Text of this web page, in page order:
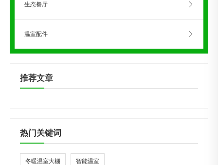
生态餐厅
温室配件
推荐文章
热门关键词
冬暖温室大棚 智能温室